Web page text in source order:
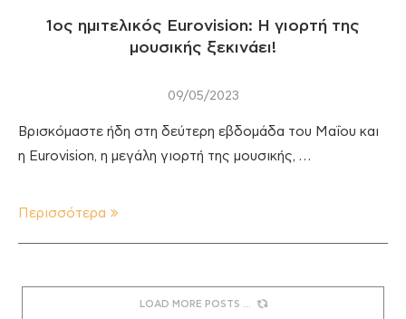
1ος ημιτελικός Eurovision: H γιορτή της
μουσικής ξεκινάει!
09/05/2023
Βρισκόμαστε ήδη στη δεύτερη εβδομάδα του Μαΐου και
η Eurovision, η μεγάλη γιορτή της μουσικής, …
Περισσότερα
LOAD MORE POSTS